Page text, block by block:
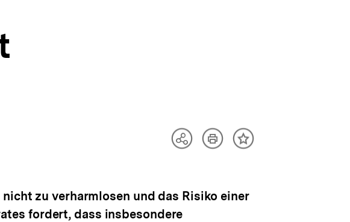
TeilenArtikelInhalt
zu verharmlosen und das Risiko einer
fordert, dass insbesondere